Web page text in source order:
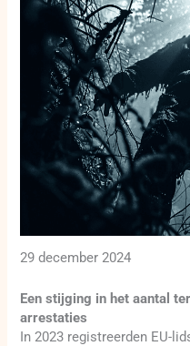
29 december 2024
Een stijging in het aantal
arrestaties
In 2023 registreerden EU-